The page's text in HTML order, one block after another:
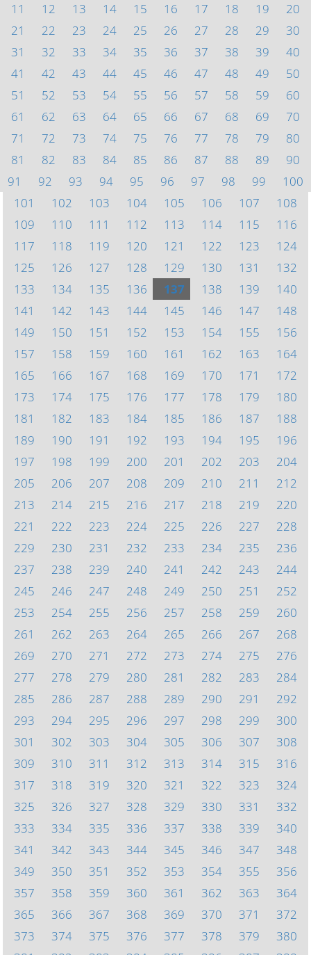
11
12 13 14 15 16 17 18 19
20
21
22 23 24 25 26 27 28 29
30
31
32 33 34 35 36 37 38 39
40
41
42 43 44 45 46 47 48 49
50
51
52 53 54 55 56 57 58 59
60
61
62 63 64 65 66 67 68 69
70
71
72 73 74 75 76 77 78 79
80
81
82 83 84 85 86 87 88 89
90
91
92 93 94 95 96 97 98 99
100
101
102 103 104 105 106 107
108
109
110 111 112 113 114 115
116
117
118 119 120 121 122 123
124
125
126 127 128 129 130 131
132
133
134 135 136 137 138 139
140
141
142 143 144 145 146 147
148
149
150 151 152 153 154 155
156
157
158 159 160 161 162 163
164
165
166 167 168 169 170 171
172
173
174 175 176 177 178 179
180
181
182 183 184 185 186 187
188
189
190 191 192 193 194 195
196
197
198 199 200 201 202 203
204
205
206 207 208 209 210 211
212
213
214 215 216 217 218 219
220
221
222 223 224 225 226 227
228
229
230 231 232 233 234 235
236
237
238 239 240 241 242 243
244
245
246 247 248 249 250 251
252
253
254 255 256 257 258 259
260
261
262 263 264 265 266 267
268
269
270 271 272 273 274 275
276
277
278 279 280 281 282 283
284
285
286 287 288 289 290 291
292
293
294 295 296 297 298 299
300
301
302 303 304 305 306 307
308
309
310 311 312 313 314 315
316
317
318 319 320 321 322 323
324
325
326 327 328 329 330 331
332
333
334 335 336 337 338 339
340
341
342 343 344 345 346 347
348
349
350 351 352 353 354 355
356
357
358 359 360 361 362 363
364
365
366 367 368 369 370 371
372
373
374 375 376 377 378 379
380